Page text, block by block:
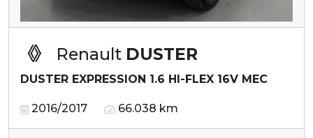
Renault DUSTER
DUSTER EXPRESSION 1.6 HI-FLEX 16V MEC
2016/2017 66.038 km